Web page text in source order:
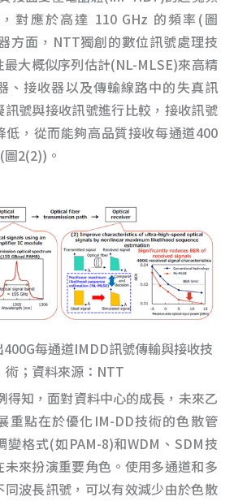
對應於高達 110 GHz 的頻率(圖
方面，NTT獨創的數位訊號處理技
大概似序列估計(NL-MLSE)來高精
、接收器以及傳輸線路中的失真訊
訊號與接收訊號進行比較，接收訊號
低，從而能夠高品質接收每通道400
2(2))。
每通道IMDD訊號傳輸與接收技
術；資料來源：NTT
知，面對資料中心的成長，未來乙
重點在於優化IM-DD技術的色散管
變格式(如PAM-8)和WDM、SDM技
來扮演重要角色。使用多通道和多
同波長訊號，可以有效減少由於色散